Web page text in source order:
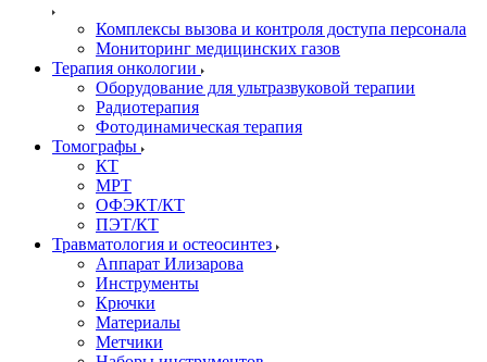
Комплексы вызова и контроля доступа персонала
Мониторинг медицинских газов
Терапия онкологии
Оборудование для ультразвуковой терапии
Радиотерапия
Фотодинамическая терапия
Томографы
КТ
МРТ
ОФЭКТ/КТ
ПЭТ/КТ
Травматология и остеосинтез
Аппарат Илизарова
Инструменты
Крючки
Материалы
Метчики